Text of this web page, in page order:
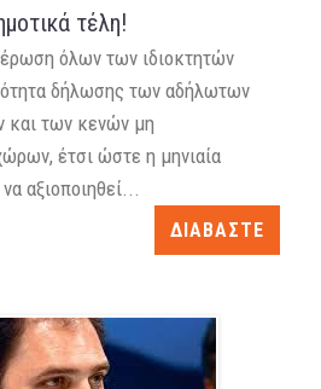
τέλη!
όλων των ιδιοκτητών
δήλωσης των αδήλωτων
και των κενών μη
έτσι ώστε η μηνιαία
αξιοποιηθεί...
ΔΙΑΒΑΣΤΕ